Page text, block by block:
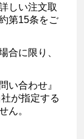
しい注文取
第15条をご
合に限り、
い合わせ』
が指定する
ん。